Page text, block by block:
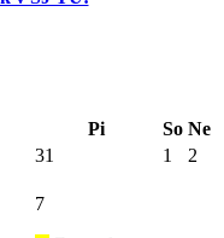
Pi So Ne
31 1 2
7